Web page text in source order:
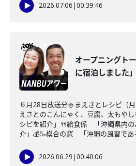
2026.07.06 |00:39:46
オープニングト
に宿泊しました」
６月28日放送分🍚まえさとレシピ（
えさとのこんにゃく、豆腐、太もや
シピを紹介」🍴給食係 「沖縄県内の
介」💰🍶模合の窓 「沖縄の風習であ
2026.06.29 |00:40:06